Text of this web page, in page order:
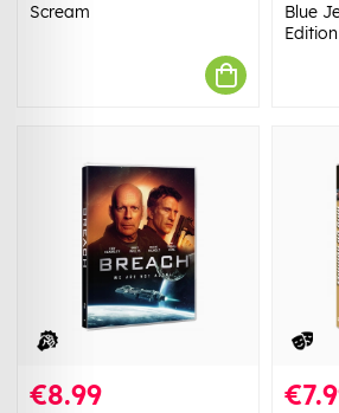
Scream
Blue
€8.99